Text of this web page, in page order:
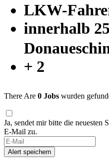
LKW-
innerhalb
+ 2
There Are 0 Jobs wurden
Ja, sendet mir bitte die neuesten
E-Mail zu.
Alert speichern